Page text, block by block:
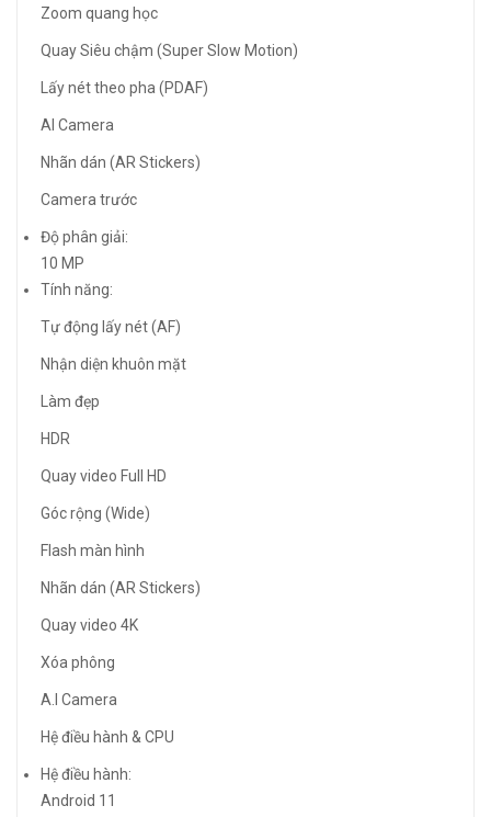
Zoom quang học
Quay Siêu chậm (Super Slow Motion)
Lấy nét theo pha (PDAF)
AI Camera
Nhãn dán (AR Stickers)
Camera trước
Độ phân giải:
10 MP
Tính năng:
Tự động lấy nét (AF)
Nhận diện khuôn mặt
Làm đẹp
HDR
Quay video Full HD
Góc rộng (Wide)
Flash màn hình
Nhãn dán (AR Stickers)
Quay video 4K
Xóa phông
A.I Camera
Hệ điều hành & CPU
Hệ điều hành:
Android 11